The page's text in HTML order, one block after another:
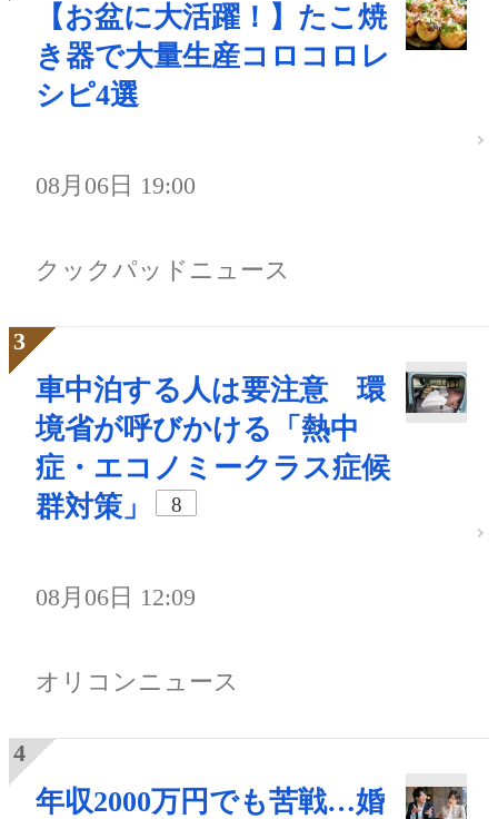
【お盆に大活躍！】たこ焼
き器で大量生産コロコロレ
シピ4選
08月06日 19:00
クックパッドニュース
車中泊する人は要注意 環
境省が呼びかける「熱中
症・エコノミークラス症候
群対策」
8
08月06日 12:09
オリコンニュース
年収2000万円でも苦戦…婚